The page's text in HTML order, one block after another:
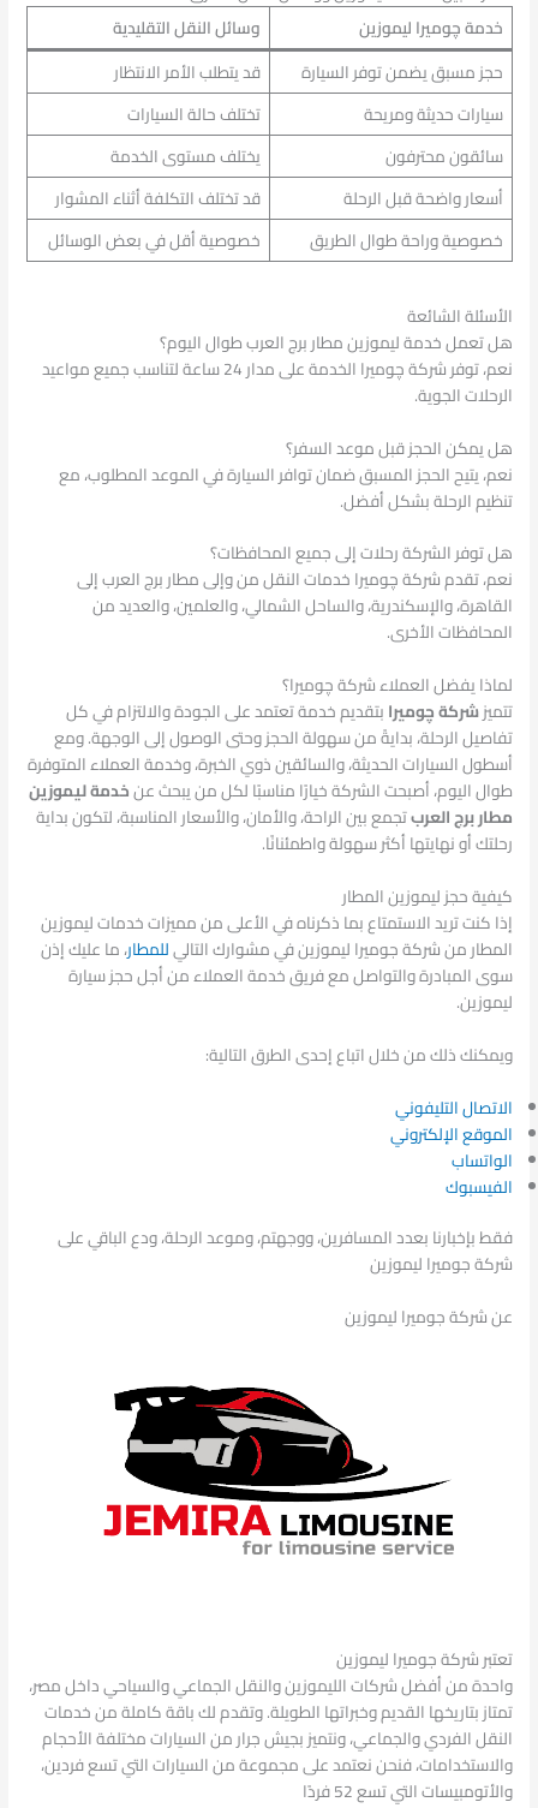
خدمة چوميرا ليموزين
وسائل النقل التقليدية
حجز مسبق يضمن توفر السيارة
قد يتطلب الأمر الانتظار
سيارات حديثة ومريحة
تختلف حالة السيارات
سائقون محترفون
يختلف مستوى الخدمة
أسعار واضحة قبل الرحلة
قد تختلف التكلفة أثناء المشوار
خصوصية وراحة طوال الطريق
خصوصية أقل في بعض الوسائل
الأسئلة الشائعة
هل تعمل خدمة ليموزين مطار برج العرب طوال اليوم؟
نعم، توفر شركة چوميرا الخدمة على مدار 24 ساعة لتناسب جميع مواعيد
الرحلات الجوية.
هل يمكن الحجز قبل موعد السفر؟
نعم، يتيح الحجز المسبق ضمان توافر السيارة في الموعد المطلوب، مع
تنظيم الرحلة بشكل أفضل.
هل توفر الشركة رحلات إلى جميع المحافظات؟
نعم، تقدم شركة چوميرا خدمات النقل من وإلى مطار برج العرب إلى
القاهرة، والإسكندرية، والساحل الشمالي، والعلمين، والعديد من
المحافظات الأخرى.
لماذا يفضل العملاء شركة چوميرا؟
تتميزشركة چوميرابتقديم خدمة تعتمد على الجودة والالتزام في كل
تفاصيل الرحلة، بدايةً من سهولة الحجز وحتى الوصول إلى الوجهة. ومع
أسطول السيارات الحديثة، والسائقين ذوي الخبرة، وخدمة العملاء المتوفرة
طوال اليوم، أصبحت الشركة خيارًا مناسبًا لكل من يبحث عنخدمة ليموزين
مطار برج العربتجمع بين الراحة، والأمان، والأسعار المناسبة، لتكون بداية
رحلتك أو نهايتها أكثر سهولة واطمئنانًا.
كيفية حجز ليموزين المطار
إذا كنت تريد الاستمتاع بما ذكرناه في الأعلى من مميزات خدمات ليموزين
المطار من شركة جوميرا ليموزين في مشوارك التاليللمطار، ما عليك إذن
سوى المبادرة والتواصل مع فريق خدمة العملاء من أجل حجز سيارة
ليموزين.
ويمكنك ذلك من خلال اتباع إحدى الطرق التالية:
الاتصال التليفوني
الموقع الإلكتروني
الواتساب
الفيسبوك
فقط بإخبارنا بعدد المسافرين، ووجهتم، وموعد الرحلة، ودع الباقي على
شركة جوميرا ليموزين
عن شركة جوميرا ليموزين
تعتبر شركة جوميرا ليموزين
واحدة من أفضل شركات الليموزين والنقل الجماعي والسياحي داخل مصر،
تمتاز بتاريخها القديم وخبراتها الطويلة. وتقدم لك باقة كاملة من خدمات
النقل الفردي والجماعي، ونتميز بجيش جرار من السيارات مختلفة الأحجام
والاستخدامات، فنحن نعتمد على مجموعة من السيارات التي تسع فردين،
والأتومبيسات التي تسع 52 فردًا